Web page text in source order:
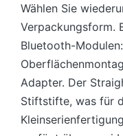
Wählen Sie
Verpackungsform.
Bluetooth-
Adapter. Der
Stiftstifte, was für